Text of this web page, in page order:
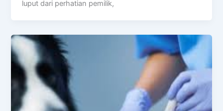
luput dari perhatian pemilik,